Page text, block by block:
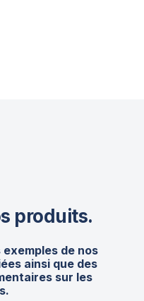
produits.
de nos
ainsi que des
sur les